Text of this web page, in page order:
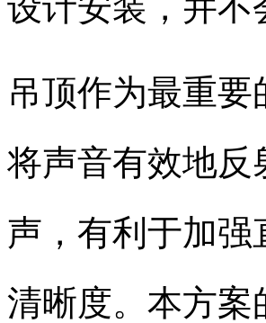
吊顶作为最重
将声音有效地反
声，有利于加
清晰度。本方案